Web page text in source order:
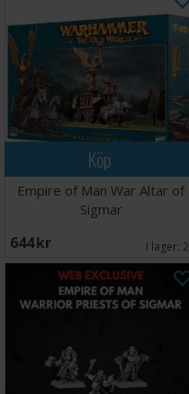
Köp
Empire of Man War Altar of
Sigmar
644 SEK I lager: 2